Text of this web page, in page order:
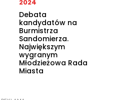
2024
Debata
kandydatów na
Burmistrza
Sandomierza.
Największym
wygranym
Młodzieżowa Rada
Miasta